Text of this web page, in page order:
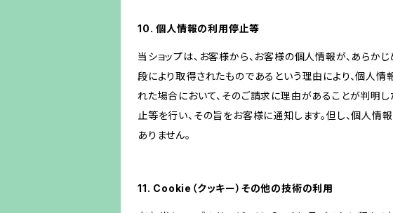
10. 個人情報の利用停止等
当ショップは、お客様から、お客様の個人情報が、あら
段により取得されたものであるという理由により、個人情
れた場合において、そのご請求に理由があることが判明
止等を行い、その旨をお客様に通知します。但し、個人
ありません。
11. Cookie（クッキー）その他の技術の利用